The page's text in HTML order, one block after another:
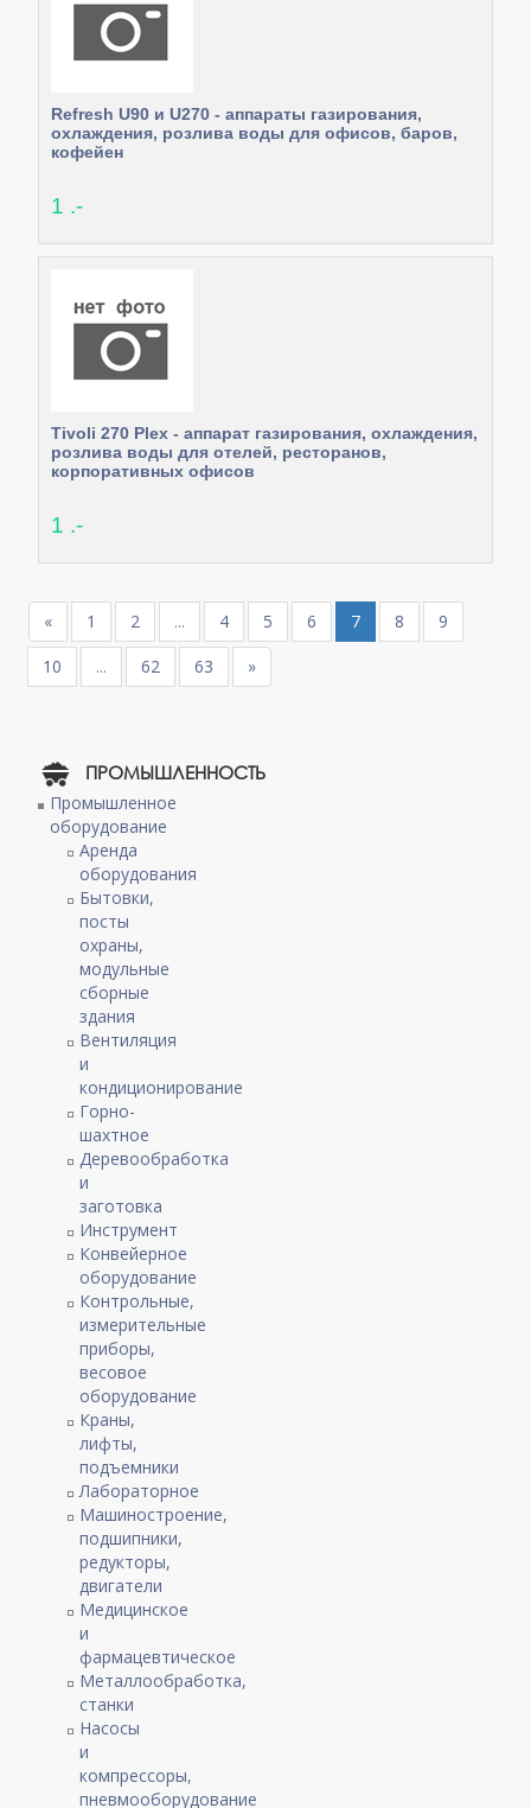
Refresh U90 и U270 - аппараты газирования,
охлаждения, розлива воды для офисов, баров,
кофейен
1 .-
Tivoli 270 Plex - аппарат газирования, охлаждения,
розлива воды для отелей, ресторанов,
корпоративных офисов
1 .-
« 1 2 ... 4 5 6 7 8
9
10
... 62 63 »
ПРОМЫШЛЕННОСТЬ
Промышленное
оборудование
Аренда
оборудования
Бытовки,
посты
охраны,
модульные
сборные
здания
Вентиляция
и
кондиционирование
Горно-
шахтное
Деревообработка
и
заготовка
Инструмент
Конвейерное
оборудование
Контрольные,
измерительные
приборы,
весовое
оборудование
Краны,
лифты,
подъемники
Лабораторное
Машиностроение,
подшипники,
редукторы,
двигатели
Медицинское
и
фармацевтическое
Металлообработка,
станки
Насосы
и
компрессоры,
пневмооборудование